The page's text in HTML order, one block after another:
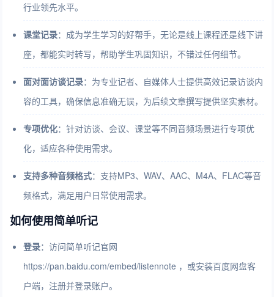
行业领先水平。
课堂记录：成为学生学习的好帮手，无论是线上课程还是线下讲
座，都能实时转写，帮助学生巩固知识，不错过任何细节。
面对面访谈记录：为专业记者、自媒体人士提供高效记录访谈内
容的工具，确保信息准确无误，为后续文章撰写提供坚实素材。
专项优化：针对访谈、会议、课堂等不同音频场景进行专项优
化，适应各种使用需求。
支持多种音频格式：支持MP3、WAV、AAC、M4A、FLAC等音
频格式，满足用户日常使用需求。
如何使用简单听记
登录：访问简单听记官网
https://pan.baidu.com/embed/listennote ，或安装百度网盘客
户端，注册并登录账户。